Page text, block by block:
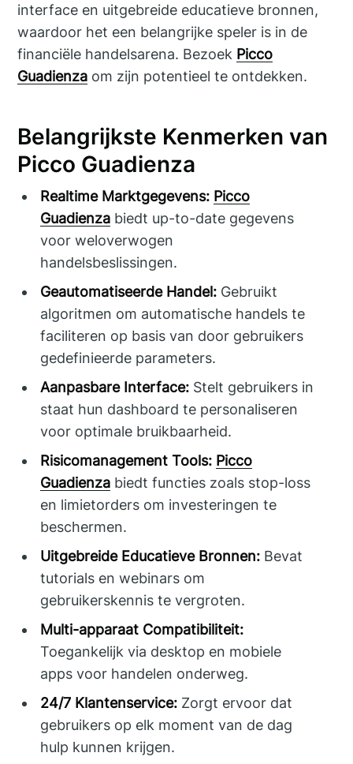
interface en uitgebreide educatieve bronnen,
waardoor het een belangrijke speler is in de
financiële handelsarena. Bezoek Picco
Guadienza om zijn potentieel te ontdekken.
Belangrijkste Kenmerken van
Picco Guadienza
Realtime Marktgegevens: Picco
Guadienza biedt up-to-date gegevens
voor weloverwogen
handelsbeslissingen.
Geautomatiseerde Handel: Gebruikt
algoritmen om automatische handels te
faciliteren op basis van door gebruikers
gedefinieerde parameters.
Aanpasbare Interface: Stelt gebruikers in
staat hun dashboard te personaliseren
voor optimale bruikbaarheid.
Risicomanagement Tools: Picco
Guadienza biedt functies zoals stop-loss
en limietorders om investeringen te
beschermen.
Uitgebreide Educatieve Bronnen: Bevat
tutorials en webinars om
gebruikerskennis te vergroten.
Multi-apparaat Compatibiliteit:
Toegankelijk via desktop en mobiele
apps voor handelen onderweg.
24/7 Klantenservice: Zorgt ervoor dat
gebruikers op elk moment van de dag
hulp kunnen krijgen.